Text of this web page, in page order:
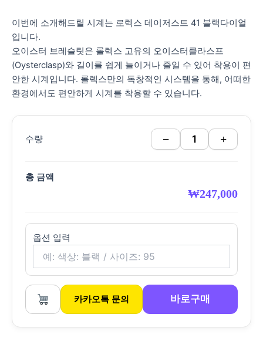
이번에 소개해드릴 시계는 로렉스 데이저스트 41 블랙다이얼
입니다.
오이스터 브레슬릿은 롤렉스 고유의 오이스터클라스프
(Oysterclasp)와 길이를 쉽게 늘이거나 줄일 수 있어 착용이 편
안한 시계입니다. 롤렉스만의 독창적인 시스템을 통해, 어떠한
환경에서도 편안하게 시계를 착용할 수 있습니다.
수량 − +
총 금액
₩247,000
옵션 입력
카카오톡 문의 바로구매